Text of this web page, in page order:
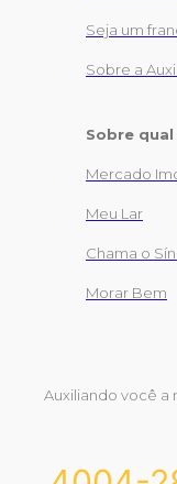
Seja um
Sobre a
Sobre
Mercado
Meu Lar
Chama o
Morar Bem
Auxiliando você a